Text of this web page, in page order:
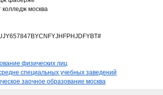
колледж москва
физических лиц
специальных учебных заведений
заочное образование москва